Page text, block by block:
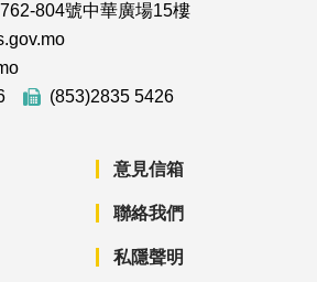
804號中華廣場15樓
(853)2835 5426
意見信箱
聯絡我們
私隱聲明